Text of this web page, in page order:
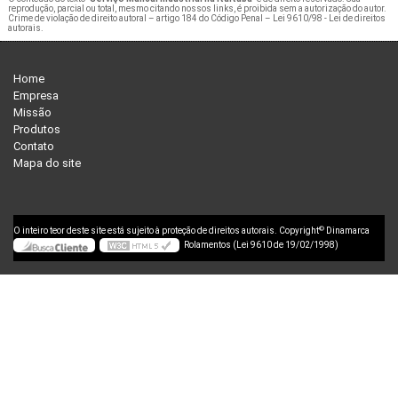
reprodução, parcial ou total, mesmo citando nossos links, é proibida sem a autorização do autor.
Crime de violação de direito autoral – artigo 184 do Código Penal – Lei 9610/98 - Lei de direitos
autorais.
Home
Empresa
Missão
Produtos
Contato
Mapa do site
O inteiro teor deste site está sujeito à proteção de direitos autorais. Copyright© Dinamarca
Rolamentos (Lei 9610 de 19/02/1998)